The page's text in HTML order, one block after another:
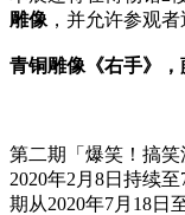
雕像 ，并允许参观者
青铜雕像《右手》，
第二期「爆笑！搞
2020年2月8日持续
期从2020年7月18日